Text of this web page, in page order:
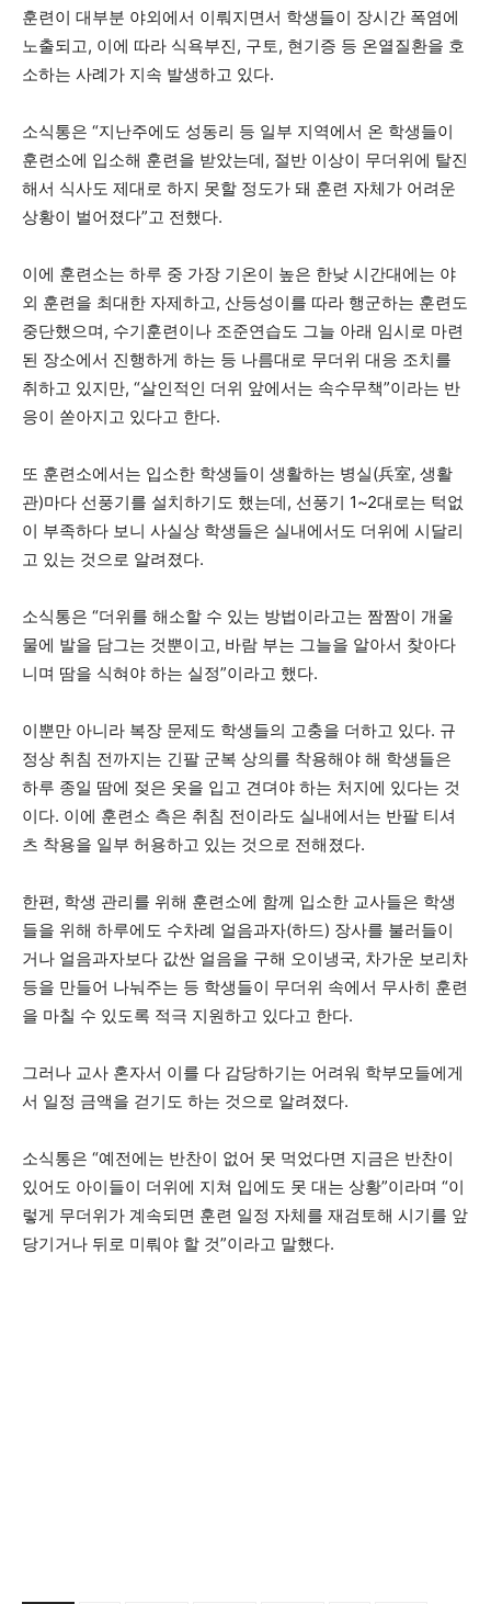
훈련이 대부분 야외에서 이뤄지면서 학생들이 장시간 폭염에
노출되고, 이에 따라 식욕부진, 구토, 현기증 등 온열질환을 호
소하는 사례가 지속 발생하고 있다.
소식통은 “지난주에도 성동리 등 일부 지역에서 온 학생들이
훈련소에 입소해 훈련을 받았는데, 절반 이상이 무더위에 탈진
해서 식사도 제대로 하지 못할 정도가 돼 훈련 자체가 어려운
상황이 벌어졌다”고 전했다.
이에 훈련소는 하루 중 가장 기온이 높은 한낮 시간대에는 야
외 훈련을 최대한 자제하고, 산등성이를 따라 행군하는 훈련도
중단했으며, 수기훈련이나 조준연습도 그늘 아래 임시로 마련
된 장소에서 진행하게 하는 등 나름대로 무더위 대응 조치를
취하고 있지만, “살인적인 더위 앞에서는 속수무책”이라는 반
응이 쏟아지고 있다고 한다.
또 훈련소에서는 입소한 학생들이 생활하는 병실(兵室, 생활
관)마다 선풍기를 설치하기도 했는데, 선풍기 1~2대로는 턱없
이 부족하다 보니 사실상 학생들은 실내에서도 더위에 시달리
고 있는 것으로 알려졌다.
소식통은 “더위를 해소할 수 있는 방법이라고는 짬짬이 개울
물에 발을 담그는 것뿐이고, 바람 부는 그늘을 알아서 찾아다
니며 땀을 식혀야 하는 실정”이라고 했다.
이뿐만 아니라 복장 문제도 학생들의 고충을 더하고 있다. 규
정상 취침 전까지는 긴팔 군복 상의를 착용해야 해 학생들은
하루 종일 땀에 젖은 옷을 입고 견뎌야 하는 처지에 있다는 것
이다. 이에 훈련소 측은 취침 전이라도 실내에서는 반팔 티셔
츠 착용을 일부 허용하고 있는 것으로 전해졌다.
한편, 학생 관리를 위해 훈련소에 함께 입소한 교사들은 학생
들을 위해 하루에도 수차례 얼음과자(하드) 장사를 불러들이
거나 얼음과자보다 값싼 얼음을 구해 오이냉국, 차가운 보리차
등을 만들어 나눠주는 등 학생들이 무더위 속에서 무사히 훈련
을 마칠 수 있도록 적극 지원하고 있다고 한다.
그러나 교사 혼자서 이를 다 감당하기는 어려워 학부모들에게
서 일정 금액을 걷기도 하는 것으로 알려졌다.
소식통은 “예전에는 반찬이 없어 못 먹었다면 지금은 반찬이
있어도 아이들이 더위에 지쳐 입에도 못 대는 상황”이라며 “이
렇게 무더위가 계속되면 훈련 일정 자체를 재검토해 시기를 앞
당기거나 뒤로 미뤄야 할 것”이라고 말했다.